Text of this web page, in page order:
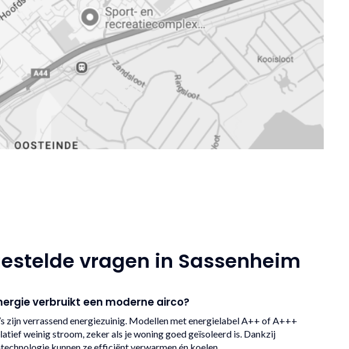
vragen in Sassenheim
verbruikt een moderne airco?
zijn verrassend energiezuinig. Modellen met energielabel A++ of A+++
weinig stroom, zeker als je woning goed geïsoleerd is. Dankzij